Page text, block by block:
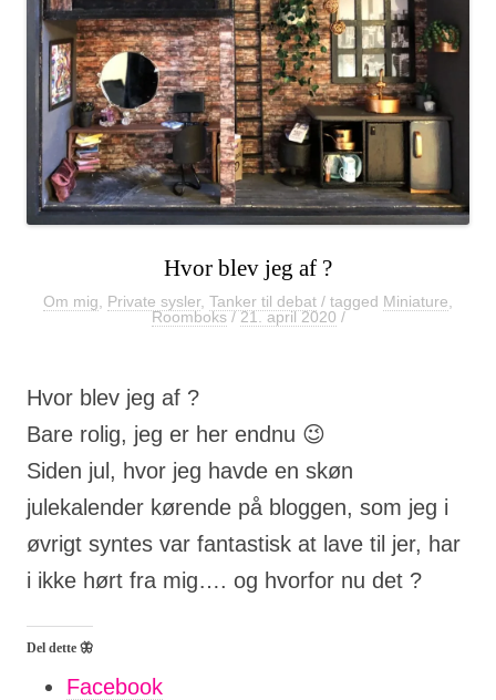
Hvor blev jeg af ?
Om mig Private sysler, Tanker til debat / tagged Miniature
Roomboks/21. april 2020 /
Hvor blev jeg af ?
Bare rolig, jeg er her endnu 😉
Siden jul, hvor jeg havde en skøn
julekalender kørende på bloggen, som jeg i
øvrigt syntes var fantastisk at lave til jer, har
i ikke hørt fra mig…. og hvorfor nu det ?
Del dette 🦋
Facebook